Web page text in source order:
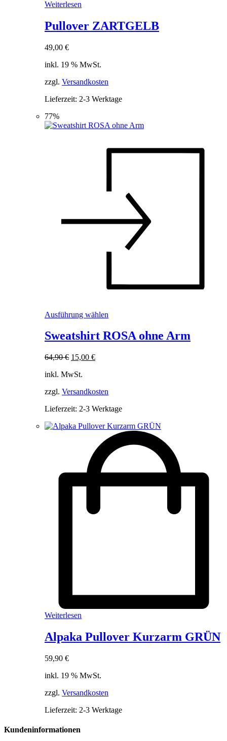
Weiterlesen
Pullover ZARTGELB
49,00 €
inkl. 19 % MwSt.
zzgl. Versandkosten
Lieferzeit: 2-3 Werktage
77%
Ausführung wählen
weist
mehrere
auf
der
Produktseite
gewählt
werden
Sweatshirt ROSA ohne Arm
64,90€ Ursprünglicher
war:
15,00 €Aktueller
inkl. MwSt.
zzgl. Versandkosten
Lieferzeit: 2-3 Werktage
Weiterlesen
Alpaka Pullover Kurzarm GRÜN
59,90 €
inkl. 19 % MwSt.
zzgl. Versandkosten
Lieferzeit: 2-3 Werktage
Kundeninformationen